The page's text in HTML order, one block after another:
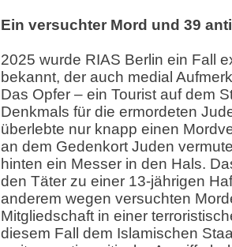
Ein versuchter Mord und 39
2025 wurde RIAS Berlin ein Fall
bekannt, der auch medial
Das Opfer – ein Tourist auf dem
Denkmals für die ermordeten
überlebte nur knapp einen
an dem Gedenkort Juden
hinten ein Messer in den Hals.
den Täter zu einer 13-jährigen
anderem wegen versuchten
Mitgliedschaft in einer
diesem Fall dem Islamischen